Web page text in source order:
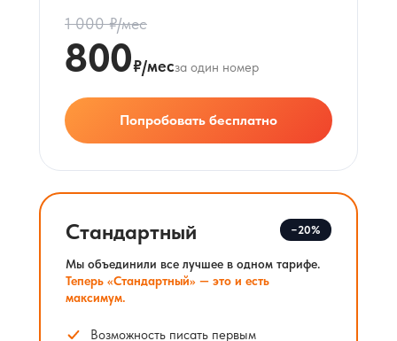
1 000 ₽/мес
800₽/месза один номер
Попробовать бесплатно
−20%
Стандартный
Мы объединили все лучшее в одном тарифе.
Теперь «Стандартный» — это и есть
максимум.
Возможность писать первым